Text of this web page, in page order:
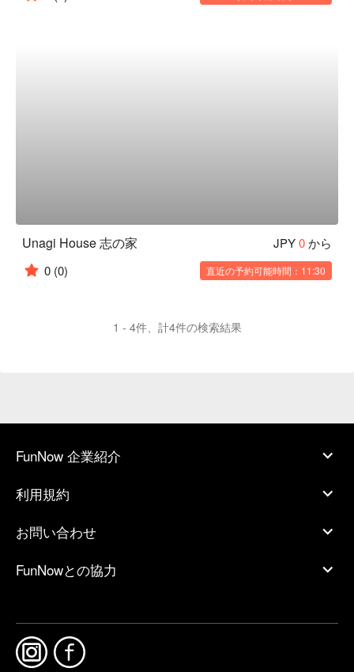
Unagi House 志の家 JPY0から
0 (0) 直近の予約可能時間：11:30
1 - 4件、計4件の検索結果
FunNow 企業紹介
利用規約
お問い合わせ
FunNowとの協力